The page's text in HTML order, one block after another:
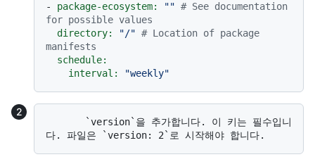
-
package-ecosystem: "" # See documentation
for possible values
directory:
"/" # Location of package
manifests
schedule:
interval:
"weekly"